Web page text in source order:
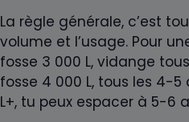
La règle générale, c’est
volume et l’usage. Pour
fosse 3 000 L, vidange
fosse 4 000 L, tous les 4-5
L+, tu peux espacer à 5-6